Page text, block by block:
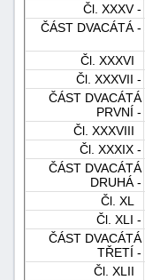
Čl. XXXV -
ČÁST DVACÁTÁ -
Čl. XXXVI
Čl. XXXVII -
ČÁST DVACÁTÁ
PRVNÍ -
Čl. XXXVIII
Čl. XXXIX -
ČÁST DVACÁTÁ
DRUHÁ -
Čl. XL
Čl. XLI -
ČÁST DVACÁTÁ
TŘETÍ -
Čl. XLII